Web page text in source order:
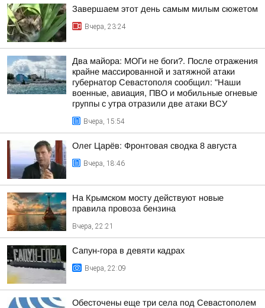
Завершаем этот день самым милым сюжетом
Вчера, 23:24
Два майора: МОГи не боги?. После отражения
крайне массированной и затяжной атаки
губернатор Севастополя сообщил: "Наши
военные, авиация, ПВО и мобильные огневые
группы с утра отразили две атаки ВСУ
Вчера, 15:54
Олег Царёв: Фронтовая сводка 8 августа
Вчера, 18:46
На Крымском мосту действуют новые
правила провоза бензина
Вчера, 22:21
Сапун-гора в девяти кадрах
Вчера, 22:09
Обесточены еще три села под Севастополем